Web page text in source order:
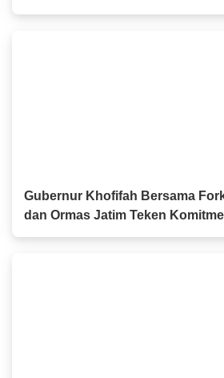
Bendera Merah Putih
Gubernur Khofifah Bersama
dan Ormas Jatim Teken
Timur Tetap Damai